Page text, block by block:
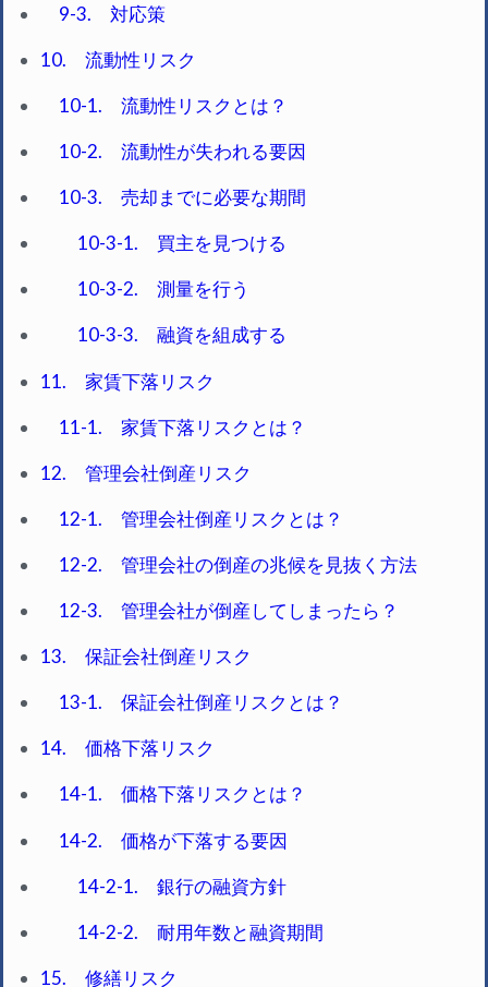
9-3. 対応策
10. 流動性リスク
10-1. 流動性リスクとは？
10-2. 流動性が失われる要因
10-3. 売却までに必要な期間
10-3-1. 買主を見つける
10-3-2. 測量を行う
10-3-3. 融資を組成する
11. 家賃下落リスク
11-1. 家賃下落リスクとは？
12. 管理会社倒産リスク
12-1. 管理会社倒産リスクとは？
12-2. 管理会社の倒産の兆候を見抜く方法
12-3. 管理会社が倒産してしまったら？
13. 保証会社倒産リスク
13-1. 保証会社倒産リスクとは？
14. 価格下落リスク
14-1. 価格下落リスクとは？
14-2. 価格が下落する要因
14-2-1. 銀行の融資方針
14-2-2. 耐用年数と融資期間
15. 修繕リスク